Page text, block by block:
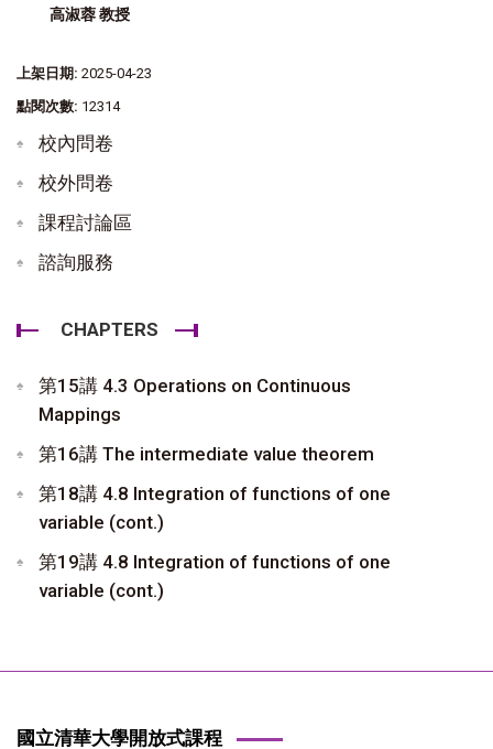
高淑蓉 教授
上架日期: 2025-04-23
點閱次數: 12314
校內問卷
校外問卷
課程討論區
諮詢服務
CHAPTERS
第15講 4.3 Operations on Continuous
Mappings
第16講 The intermediate value theorem
第18講 4.8 Integration of functions of one
variable (cont.)
第19講 4.8 Integration of functions of one
variable (cont.)
國立清華大學開放式課程